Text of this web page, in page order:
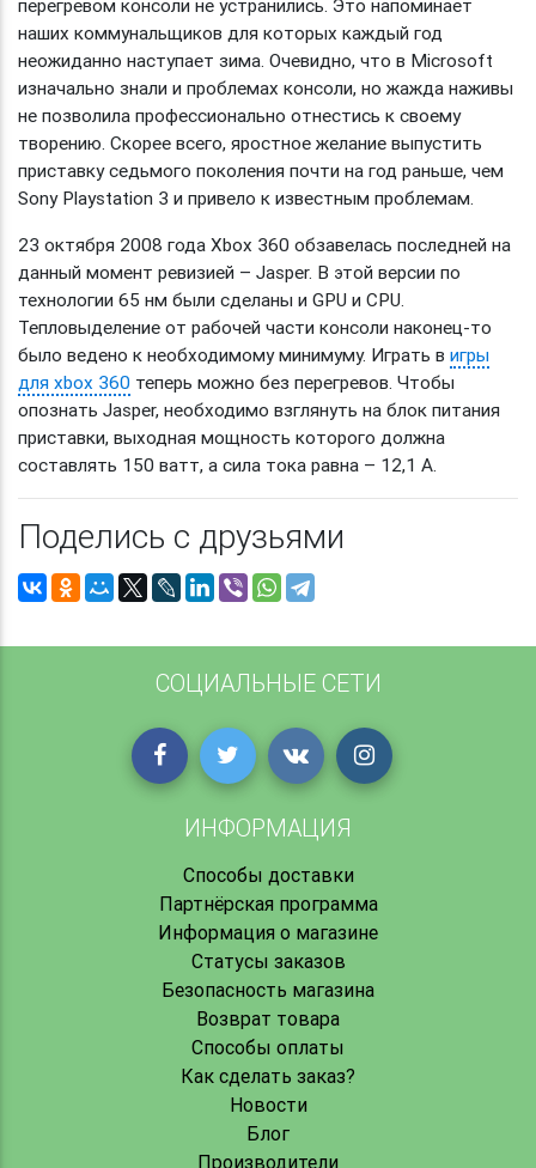
перегревом консоли не устранились. Это напоминает
наших коммунальщиков для которых каждый год
неожиданно наступает зима. Очевидно, что в Microsoft
изначально знали и проблемах консоли, но жажда наживы
не позволила профессионально отнестись к своему
творению. Скорее всего, яростное желание выпустить
приставку седьмого поколения почти на год раньше, чем
Sony Playstation 3 и привело к известным проблемам.
23 октября 2008 года Xbox 360 обзавелась последней на
данный момент ревизией – Jasper. В этой версии по
технологии 65 нм были сделаны и GPU и CPU.
Тепловыделение от рабочей части консоли наконец-то
было ведено к необходимому минимуму. Играть в игры
для xbox 360 теперь можно без перегревов. Чтобы
опознать Jasper, необходимо взглянуть на блок питания
приставки, выходная мощность которого должна
составлять 150 ватт, а сила тока равна – 12,1 А.
Поделись с друзьями
СОЦИАЛЬНЫЕ СЕТИ
ИНФОРМАЦИЯ
Способы доставки
Партнёрская программа
Информация о магазине
Статусы заказов
Безопасность магазина
Возврат товара
Способы оплаты
Как сделать заказ?
Новости
Блог
Производители